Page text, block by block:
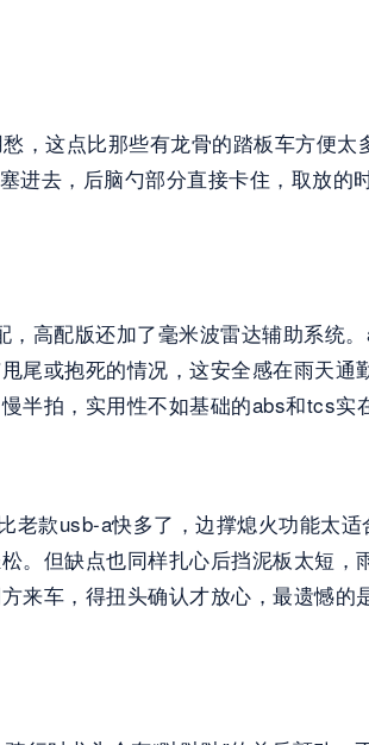
这点比那些有龙骨的踏板车方便太
去，后脑勺部分直接卡住，取放的
高配版还加了毫米波雷达辅助系统
尾或抱死的情况，这安全感在雨天
半拍，实用性不如基础的abs和tcs实
款usb-a快多了，边撑熄火功能太
。但缺点也同样扎心后挡泥板太短
来车，得扭头确认才放心，最遗憾的